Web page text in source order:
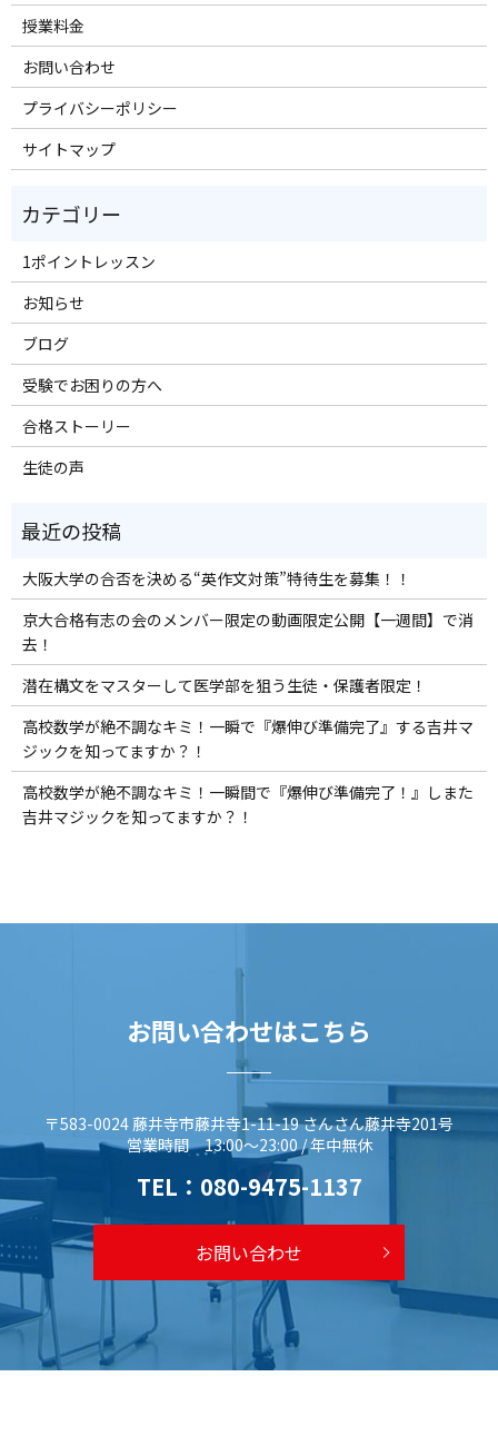
授業料金
お問い合わせ
プライバシーポリシー
サイトマップ
1ポイントレッスン
お知らせ
ブログ
受験でお困りの方へ
合格ストーリー
生徒の声
大阪大学の合否を決める“英作文対策”特待生を募集！！
京大合格有志の会のメンバー限定の動画限定公開【一週間】で消
去！
潜在構文をマスターして医学部を狙う生徒・保護者限定！
高校数学が絶不調なキミ！一瞬で『爆伸び準備完了』する吉井マ
ジックを知ってますか？！
高校数学が絶不調なキミ！一瞬間で『爆伸び準備完了！』しまた
吉井マジックを知ってますか？！
お問い合わせはこちら
〒583-0024 藤井寺市藤井寺1-11-19 さんさん藤井寺201号
営業時間 13:00～23:00 / 年中無休
TEL： 080-9475-1137
お問い合わせ